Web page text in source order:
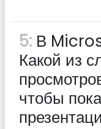
5: В
Какой из
чтобы